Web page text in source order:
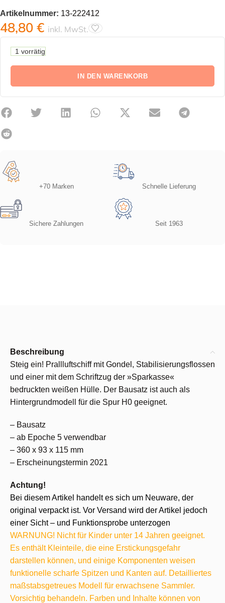
Artikelnummer: 13-222412
48,80 € inkl. MwSt.
1 vorrätig
IN DEN WARENKORB
+70 Marken Schnelle Lieferung
Sichere Zahlungen Seit 1963
Beschreibung
Steig ein! Prallluftschiff mit Gondel, Stabilisierungsflossen
und einer mit dem Schriftzug der »Sparkasse«
bedruckten weißen Hülle. Der Bausatz ist auch als
Hintergrundmodell für die Spur H0 geeignet.
– Bausatz
– ab Epoche 5 verwendbar
– 360 x 93 x 115 mm
– Erscheinungstermin 2021
Achtung!
Bei diesem Artikel handelt es sich um Neuware, der
original verpackt ist. Vor Versand wird der Artikel jedoch
einer Sicht – und Funktionsprobe unterzogen
WARNUNG! Nicht für Kinder unter 14 Jahren geeignet.
Es enthält Kleinteile, die eine Erstickungsgefahr
darstellen können, und einige Komponenten weisen
funktionelle scharfe Spitzen und Kanten auf. Detailliertes
maßstabsgetreues Modell für erwachsene Sammler.
Vorsichtig behandeln. Farben und Inhalte können von